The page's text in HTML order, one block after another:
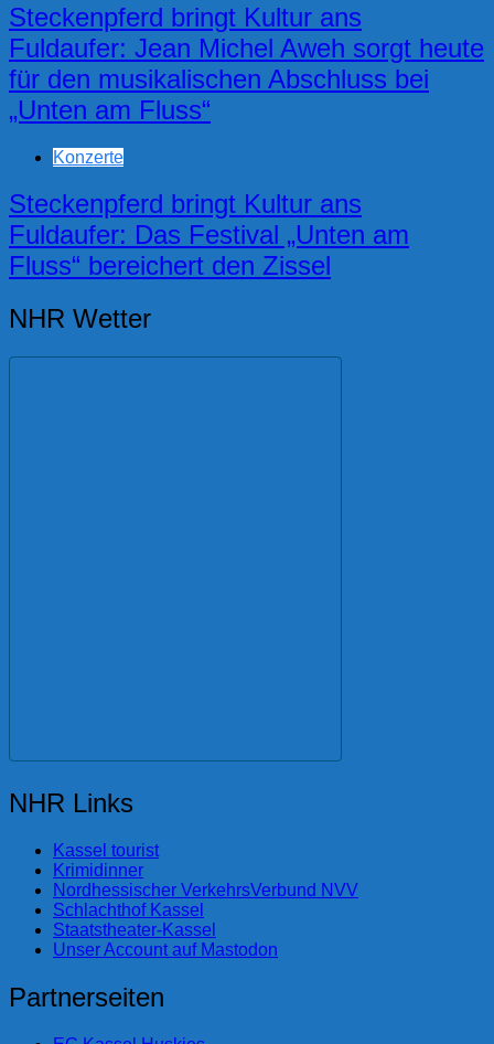
Steckenpferd bringt Kultur ans
Fuldaufer: Jean Michel Aweh sorgt heute
für den musikalischen Abschluss bei
„Unten am Fluss“
Konzerte
Steckenpferd bringt Kultur ans
Fuldaufer: Das Festival „Unten am
Fluss“ bereichert den Zissel
NHR Wetter
NHR Links
Kassel tourist
Krimidinner
Nordhessischer VerkehrsVerbund NVV
Schlachthof Kassel
Staatstheater-Kassel
Unser Account auf Mastodon
Partnerseiten